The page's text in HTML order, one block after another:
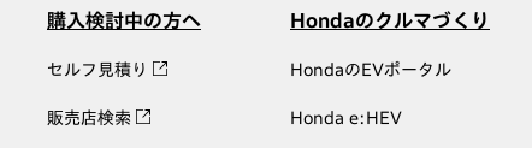
購入検討中の方へ
セルフ見積り
販売店検索
Hondaのクルマづくり
HondaのEVポータル
Honda e:HEV